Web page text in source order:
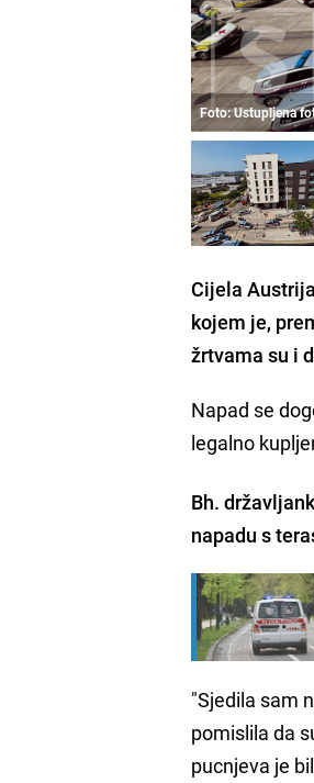
Foto: Ustupljena
Cijela
kojem je,
žrtvama su i
Napad se
legalno
Bh.
napadu s
"Sjedila sam
pomislila da
pucnjeva je